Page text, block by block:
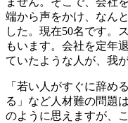
端から声をかけ、なん
した。現在50名です。
もいます。会社を定年
ていたような人が、我
「若い人がすぐに辞め
る」など人材難の問題
のように思えますが、